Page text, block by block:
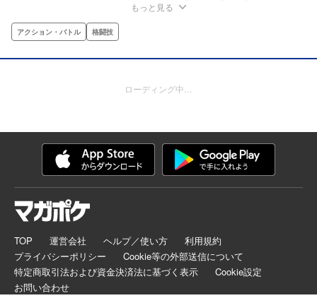
偉大な、そして愛すべき師。そのヨーセン道士とチンミ
は、チンミが大林寺に入門する以前に出会っていた!?チン
ミの少年時代を描く2編を収録！
もっと見る
アクション・バトル 格闘技
ローディング中…
TOP 運営会社 ヘルプ／使い方
利用規約
プライバシーポリシー
Cookie等の外部送信について
特定商取引法および資金決済法に基づく表示
Cookie設定
お問い合わせ